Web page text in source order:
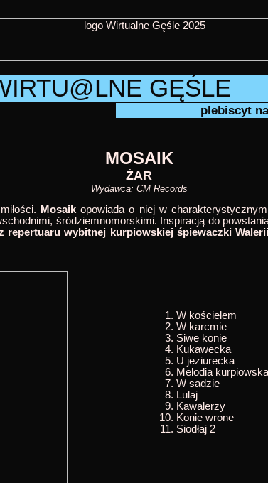
GĘŚLE
plebiscyt
MOSAIK
ŻAR
Wydawca: CM Records
Mosaikopowiada o niej w
śródziemnomorskimi. Inspiracją do
repertuaru wybitnej kurpiowskiej śpiewaczki
W kościelem
W karcmie
Siwe konie
Kukawecka
U jeziurecka
Melodia kurpiowska
W sadzie
Lulaj
Kawalerzy
Konie wrone
Siodłaj 2